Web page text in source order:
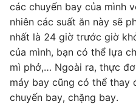
các chuyến bay của mình
nhiên các suất ăn này sẽ
nhất là 24 giờ trước giờ
của mình, bạn có thể lựa
mì phở,… Ngoài ra, thực
máy bay cũng có thể thay
chuyến bay, chặng bay.